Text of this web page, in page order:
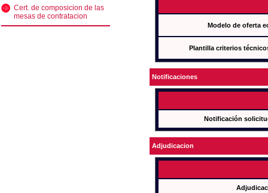
Cert. de composicion de las
mesas de contratacion
Modelo de oferta
Plantilla criterios
Notificaciones
Notificación
Adjudicacion